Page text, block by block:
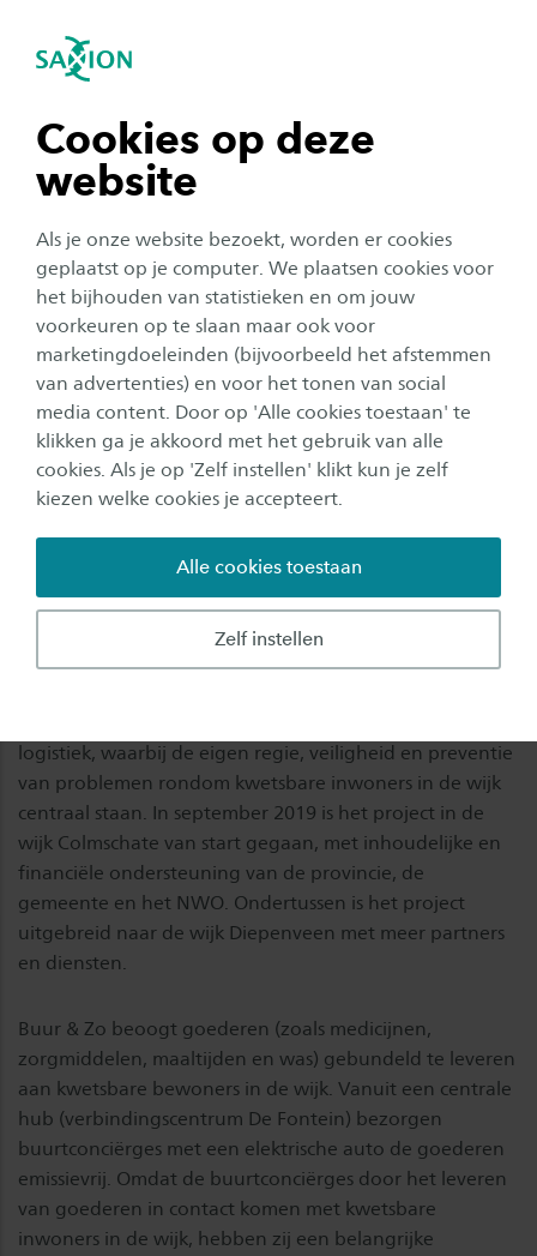
Cookies op deze
website
Als je onze website bezoekt, worden er cookies
geplaatst op je computer. We plaatsen cookies voor
het bijhouden van statistieken en om jouw
voorkeuren op te slaan maar ook voor
marketingdoeleinden (bijvoorbeeld het afstemmen
van advertenties) en voor het tonen van social
media content. Door op 'Alle cookies toestaan' te
klikken ga je akkoord met het gebruik van alle
cookies. Als je op 'Zelf instellen' klikt kun je zelf
kiezen welke cookies je accepteert.
Zelf instellen
Alle cookies toestaan
Navigatie openen
tonen
tonen
tonen
tonen
sluiten
Home Onderzoek
Buur & Zo: wijkservicecentrum
van de toekomst
Vergrijzing, toenemende zorgkosten en
personeelstekorten vragen om innovatieve
oplossingen op het snijvlak van welzijn en zorg.
Om het stelsel betaalbaar te houden, is
extramuralisering van zorg noodzakelijk. Ook
vereist het klimaatprobleem een drastische
aanpak die de Co2-uitstoot terugdringt.
Oplossingen voor dergelijke vraagstukken
vragen om een multidisciplinaire aanpak,
logistiek, waarbij de eigen regie, veiligheid en preventie
van problemen rondom kwetsbare inwoners in de wijk
centraal staan. In september 2019 is het project in de
wijk Colmschate van start gegaan, met inhoudelijke en
financiële ondersteuning van de provincie, de
gemeente en het NWO. Ondertussen is het project
uitgebreid naar de wijk Diepenveen met meer partners
en diensten.
Buur & Zo beoogt goederen (zoals medicijnen,
zorgmiddelen, maaltijden en was) gebundeld te leveren
aan kwetsbare bewoners in de wijk. Vanuit een centrale
hub (verbindingscentrum De Fontein) bezorgen
buurtconciërges met een elektrische auto de goederen
emissievrij. Omdat de buurtconciërges door het leveren
van goederen in contact komen met kwetsbare
inwoners in de wijk, hebben zij een belangrijke